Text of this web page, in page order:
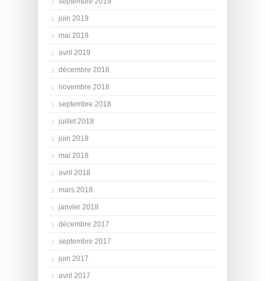
juin 2019
mai 2019
avril 2019
décembre 2018
novembre 2018
septembre 2018
juillet 2018
juin 2018
mai 2018
avril 2018
mars 2018
janvier 2018
décembre 2017
septembre 2017
juin 2017
avril 2017